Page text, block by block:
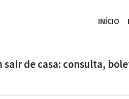
INÍCIO
sair de casa: consulta,